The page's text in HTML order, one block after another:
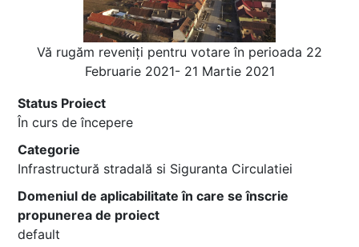
Vă rugăm reveniți pentru votare în perioada 22
Februarie 2021- 21 Martie 2021
Status Proiect
În curs de începere
Categorie
Infrastructură stradală si Siguranta Circulatiei
Domeniul de aplicabilitate în care se înscrie
propunerea de proiect
default